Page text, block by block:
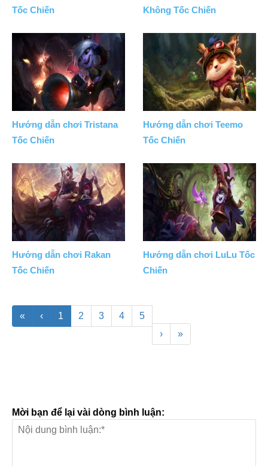
Tốc Chiến
Không Tốc Chiến
Hướng dẫn chơi Tristana
Tốc Chiến
Hướng dẫn chơi Teemo
Tốc Chiến
Hướng dẫn chơi Rakan
Tốc Chiến
Hướng dẫn chơi LuLu Tốc
Chiến
« ‹ 1 2 3 4
5
›
»
Mời bạn để lại vài dòng bình luận: